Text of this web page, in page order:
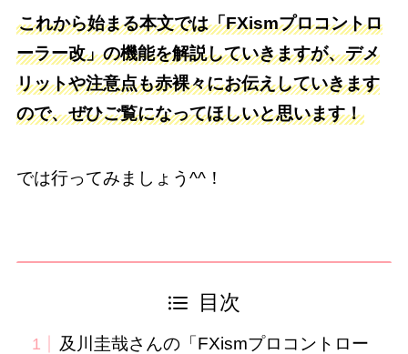
これから始まる本文では「FXismプロコントロ
ーラー改」の機能を解説していきますが、デメ
リットや注意点も赤裸々にお伝えしていきます
ので、ぜひご覧になってほしいと思います！
では行ってみましょう^^！
目次
及川圭哉さんの「FXismプロコントロー